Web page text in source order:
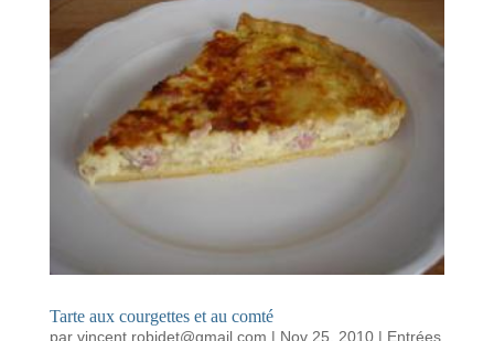
Tarte aux courgettes et au comté
par vincent.robidet@gmail.com | Nov 25, 2010| Entrées